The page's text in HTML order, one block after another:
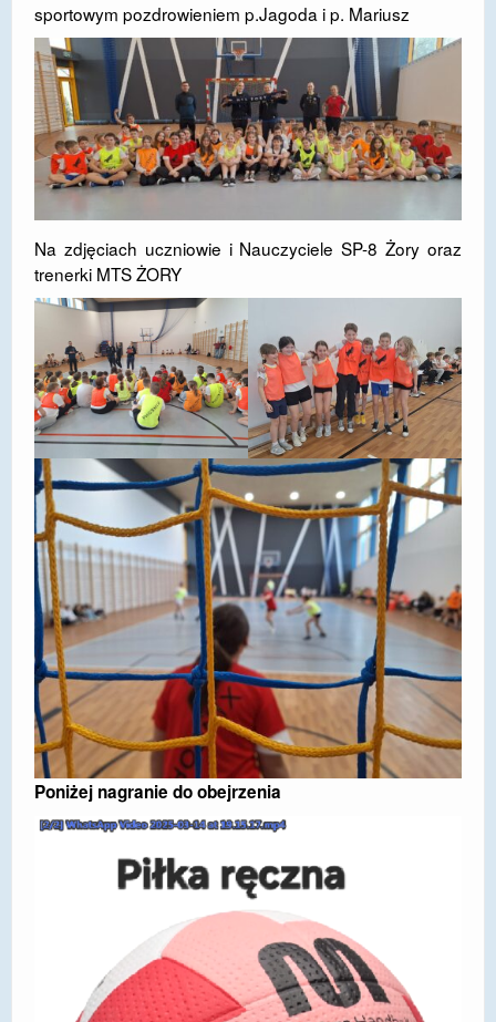
sportowym pozdrowieniem p.Jagoda i p. Mariusz
Na zdjęciach uczniowie i Nauczyciele SP-8 Żory oraz
trenerki MTS ŻORY
Poniżej nagranie do obejrzenia